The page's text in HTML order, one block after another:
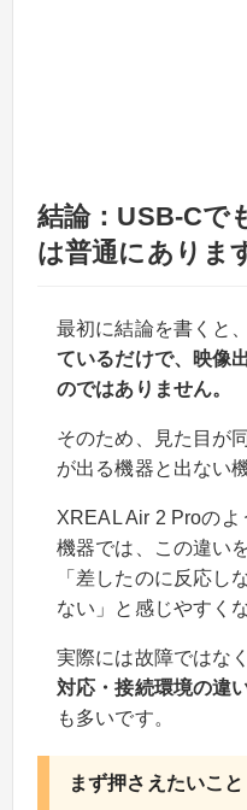
結論：USB-Cで
は普通にありま
最初に結論を書くと、
ているだけで、映像
のではありません。
そのため、見た目が
が出る機器と出ない
XREAL Air 2 Proのよ
機器では、この違い
「差したのに反応し
ない」と感じやすく
実際には故障ではなく
対応・接続環境の違
も多いです。
まず押さえたいこと